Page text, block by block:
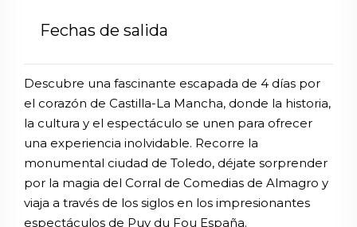
Fechas de salida
Descubre una fascinante escapada de 4 días por
el corazón de Castilla-La Mancha, donde la historia,
la cultura y el espectáculo se unen para ofrecer
una experiencia inolvidable. Recorre la
monumental ciudad de Toledo, déjate sorprender
por la magia del Corral de Comedias de Almagro y
viaja a través de los siglos en los impresionantes
espectáculos de Puy du Fou España.